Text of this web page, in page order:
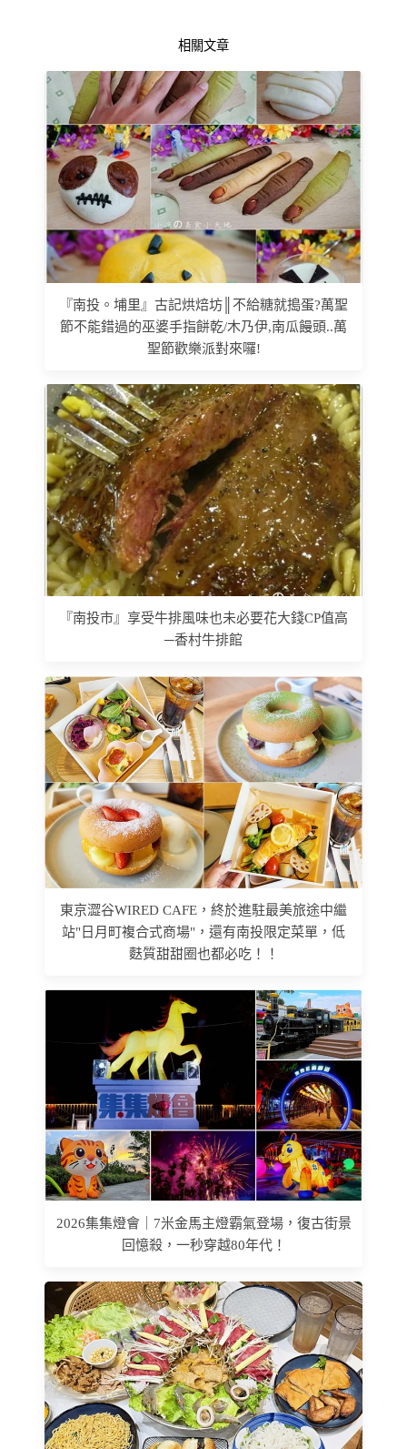
相關文章
『南投。埔里』古記烘焙坊║不給糖就搗蛋?萬聖
節不能錯過的巫婆手指餅乾/木乃伊,南瓜饅頭..萬
聖節歡樂派對來囉!
『南投市』享受牛排風味也未必要花大錢CP值高
─香村牛排館
東京澀谷WIRED CAFE，終於進駐最美旅途中繼
站"日月町複合式商場"，還有南投限定菜單，低
麩質甜甜圈也都必吃！！
2026集集燈會｜7米金馬主燈霸氣登場，復古街景
回憶殺，一秒穿越80年代！